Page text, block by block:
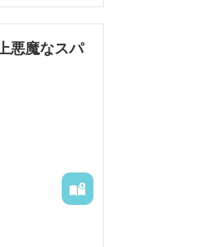
悪魔なスパ